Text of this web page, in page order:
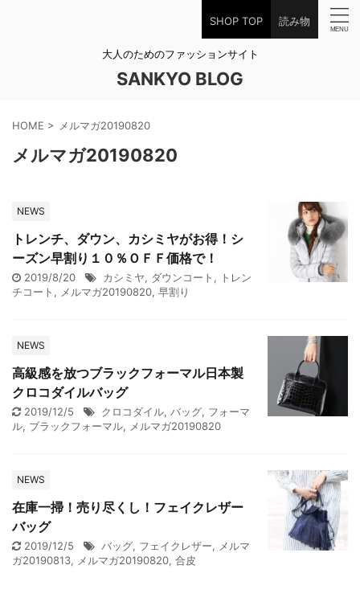
SHOP TOP 読み物
大人のためのファッションサイト
SANKYO BLOG
HOME > メルマガ20190820
メルマガ20190820
NEWS
トレンチ、ダウン、カシミヤがお得！シ
ーズン早割り１０％ＯＦＦ価格で！
2019/8/20 カシミヤ, ダウンコート , トレン
チコート , メルマガ20190820, 早割り
NEWS
高級感を放つブラックフォーマル日本製
クロコダイルバッグ
2019/12/5 クロコダイル, バッグ, フォーマ
ル, ブラックフォーマル, メルマガ20190820
NEWS
在庫一掃！売り尽くし！フェイクレザー
バッグ
2019/12/5 バッグ, フェイクレザー, メルマ
ガ20190813, メルマガ20190820, 合皮